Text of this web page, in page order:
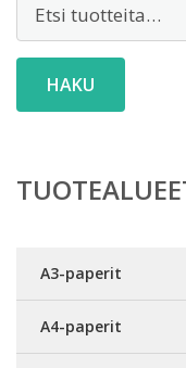
HAKU
A3-paperit
A4-paperit